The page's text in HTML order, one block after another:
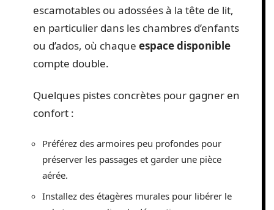
escamotables ou adossées à la tête de lit,
en particulier dans les chambres d’enfants
ou d’ados, où chaque espace disponible
compte double.
Quelques pistes concrètes pour gagner en
confort :
Préférez des armoires peu profondes pour
préserver les passages et garder une pièce
aérée.
Installez des étagères murales pour libérer le